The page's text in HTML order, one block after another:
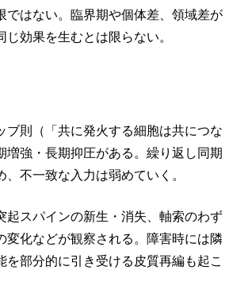
ではない。臨界期や個体差、領域差が
効果を生むとは限らない。
ブ則（「共に発火する細胞は共につな
増強・長期抑圧がある。繰り返し同期
不一致な入力は弱めていく。
起スパインの新生・消失、軸索のわず
変化などが観察される。障害時には隣
を部分的に引き受ける皮質再編も起こ